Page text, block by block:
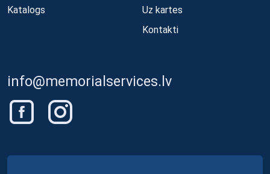
Katalogs
Uz kartes
Kontakti
info@memorialservices.lv